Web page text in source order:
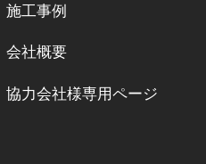
施工事例
会社概要
協力会社様専用ページ